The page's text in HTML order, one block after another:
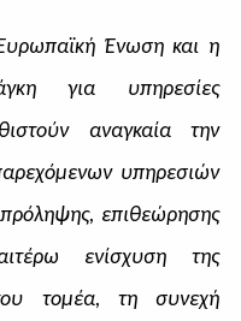
Ένωση και η
για υπηρεσίες
αναγκαία την
υπηρεσιών
επιθεώρησης
ενίσχυση της
τομέα, τη συνεχή